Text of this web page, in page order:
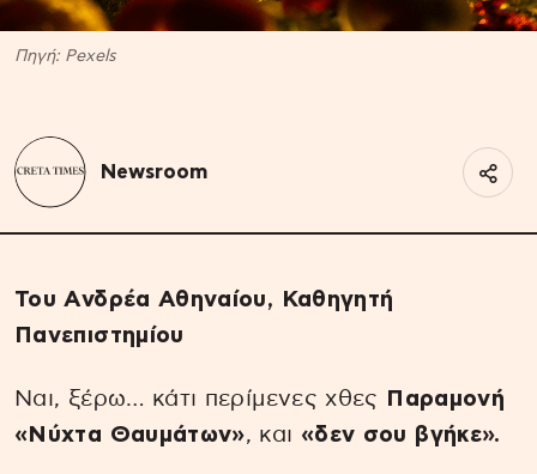
Πηγή: Pexels
Newsroom
Του Ανδρέα Αθηναίου, Καθηγητή
Πανεπιστημίου
Ναι, ξέρω… κάτι περίμενες χθες
Παραμονή
«Νύχτα Θαυμάτων», και «δεν σου βγήκε».